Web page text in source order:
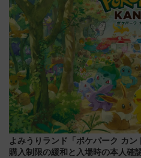
よみうりランド「ポケパーク カン
購入制限の緩和と入場時の本人確